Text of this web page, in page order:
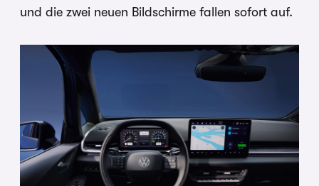
und die zwei neuen Bildschirme fallen sofort auf.